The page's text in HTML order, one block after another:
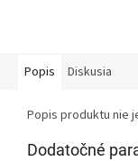
Popis Diskusia
Popis produktu nie
Dodatočné